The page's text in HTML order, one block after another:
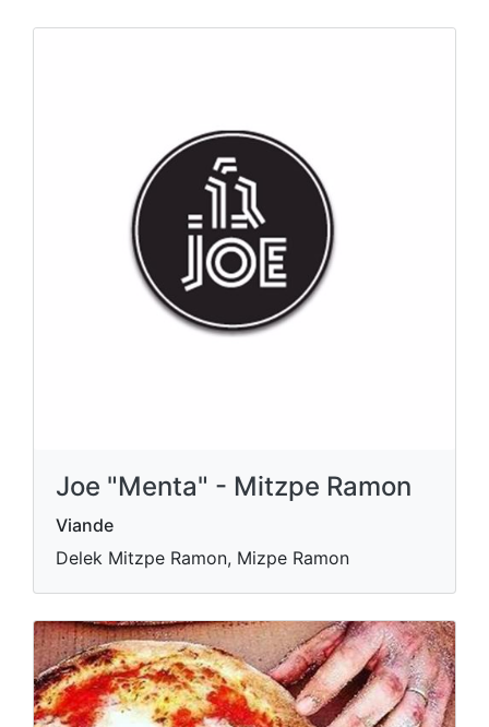
Joe "Menta" - Mitzpe Ramon
Viande
Delek Mitzpe Ramon, Mizpe Ramon